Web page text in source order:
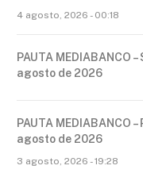
4 agosto, 2026 - 00:18
PAUTA MEDIABANCO
agosto de 2026
PAUTA MEDIABANCO
agosto de 2026
3 agosto, 2026 - 19:28